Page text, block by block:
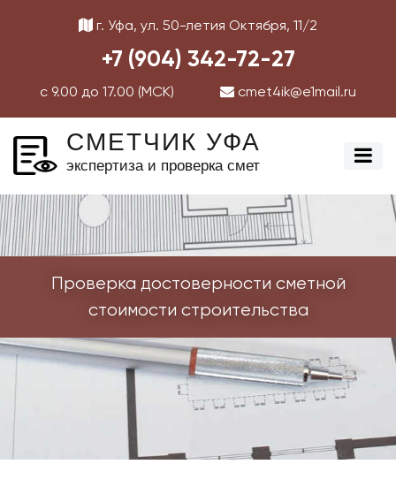
г. Уфа, ул. 50-летия Октября, 11/2
+7 (904) 342-72-27
с 9.00 до 17.00 (МСК) cmet4ik@e1mail.ru
СМЕТЧИК УФА
экспертиза и проверка смет
Проверка достоверности сметной
стоимости строительства